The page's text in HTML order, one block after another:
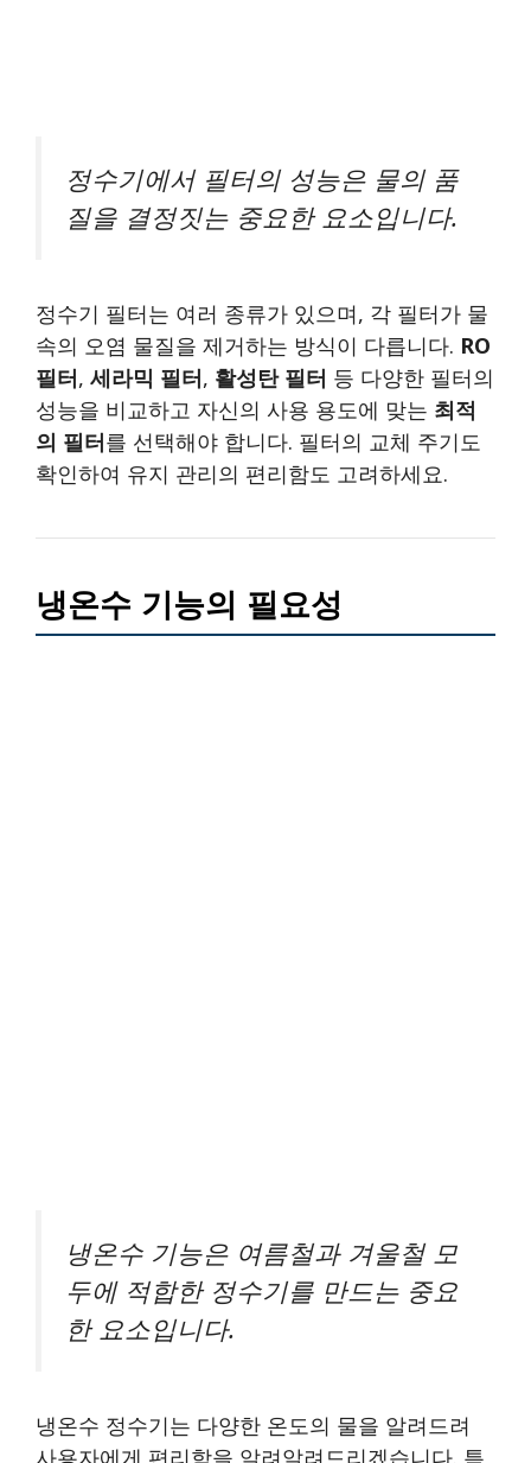
정수기에서 필터의 성능은 물의 품
질을 결정짓는 중요한 요소입니다.
정수기 필터는 여러 종류가 있으며, 각 필터가 물
속의 오염 물질을 제거하는 방식이 다릅니다. RO
필터, 세라믹 필터, 활성탄 필터 등 다양한 필터의
성능을 비교하고 자신의 사용 용도에 맞는 최적
의 필터를 선택해야 합니다. 필터의 교체 주기도
확인하여 유지 관리의 편리함도 고려하세요.
냉온수 기능의 필요성
냉온수 기능은 여름철과 겨울철 모
두에 적합한 정수기를 만드는 중요
한 요소입니다.
냉온수 정수기는 다양한 온도의 물을 알려드려